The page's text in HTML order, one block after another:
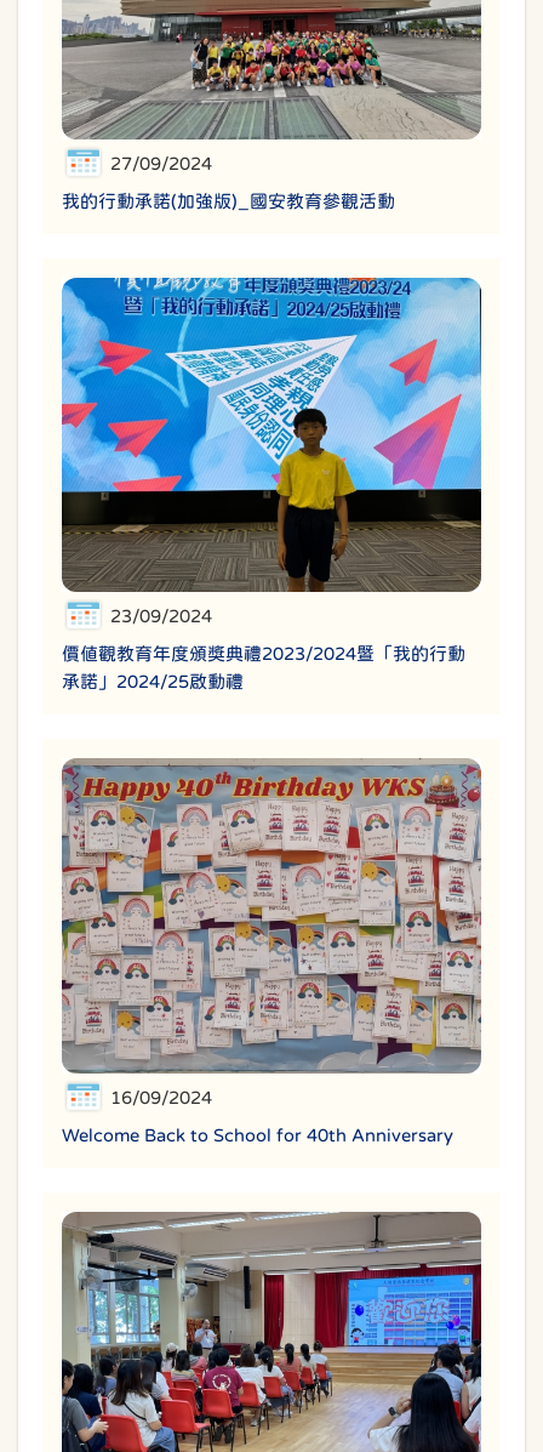
27/09/2024
我的行動承諾(加強版)_國安教育參觀活動
23/09/2024
價值觀教育年度頒獎典禮2023/2024暨「我的行動
承諾」2024/25啟動禮
16/09/2024
Welcome Back to School for 40th Anniversary